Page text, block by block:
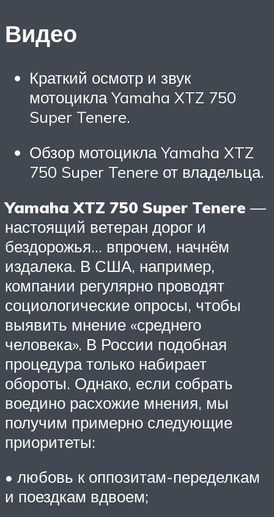
Видео
Краткий осмотр и звук
мотоцикла Yamaha XTZ 750
Super Tenere.
Обзор мотоцикла Yamaha XTZ
750 Super Tenere от владельца.
Yamaha XTZ 750 Super Tenere —
настоящий ветеран дорог и
бездорожья… впрочем, начнём
издалека. В США, например,
компании регулярно проводят
социологические опросы, чтобы
выявить мнение «среднего
человека». В России подобная
процедура только набирает
обороты. Однако, если собрать
воедино расхожие мнения, мы
получим примерно следующие
приоритеты:
• любовь к оппозитам-переделкам
и поездкам вдвоем;